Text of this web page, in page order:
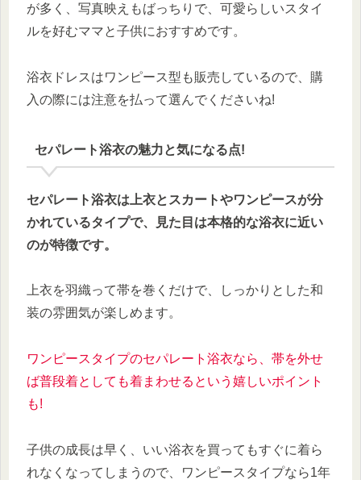
が多く、写真映えもばっちりで、可愛らしいスタイ
ルを好むママと子供におすすめです。
浴衣ドレスはワンピース型も販売しているので、購
入の際には注意を払って選んでくださいね!
セパレート浴衣の魅力と気になる点!
セパレート浴衣は上衣とスカートやワンピースが分
かれているタイプで、見た目は本格的な浴衣に近い
のが特徴です。
上衣を羽織って帯を巻くだけで、しっかりとした和
装の雰囲気が楽しめます。
ワンピースタイプのセパレート浴衣なら、帯を外せ
ば普段着としても着まわせるという嬉しいポイント
も!
子供の成長は早く、いい浴衣を買ってもすぐに着ら
れなくなってしまうので、ワンピースタイプなら1年